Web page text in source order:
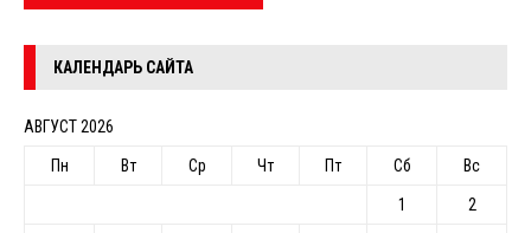
КАЛЕНДАРЬ САЙТА
АВГУСТ 2026
Пн Вт Ср Чт Пт Сб Вс
1 2